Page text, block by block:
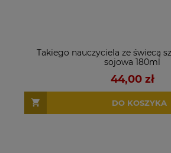
Takiego nauczyciela ze świecą
sojowa 180ml
44,00 zł
DO KOSZYKA